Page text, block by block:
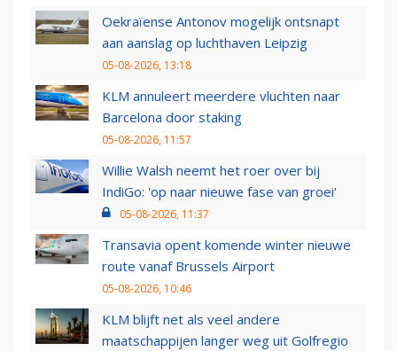
Oekraïense Antonov mogelijk ontsnapt
aan aanslag op luchthaven Leipzig
05-08-2026, 13:18
KLM annuleert meerdere vluchten naar
Barcelona door staking
05-08-2026, 11:57
Willie Walsh neemt het roer over bij
IndiGo: 'op naar nieuwe fase van groei'
05-08-2026, 11:37
Transavia opent komende winter nieuwe
route vanaf Brussels Airport
05-08-2026, 10:46
KLM blijft net als veel andere
maatschappijen langer weg uit Golfregio